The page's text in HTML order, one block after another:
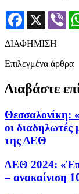
Facebook
X
ΔΙΑΦΗΜΙΣΗ
Επιλεγμένα άρθρα
Διαβάστε
Θεσσαλονίκη:
οι διαδηλωτές
της ΔΕΘ
ΔΕΘ 2024:
– ανακαίνιση